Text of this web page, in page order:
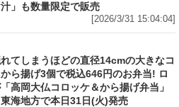
」も数量限定で販売
[2026/3/31 15:04:04]
てしまうほどの直径14cmの大きなコ
ら揚げ3個で税込646円のお弁当! ロ
高岡大仏コロッケ＆から揚げ弁当」
海地方で本日31日(火)発売